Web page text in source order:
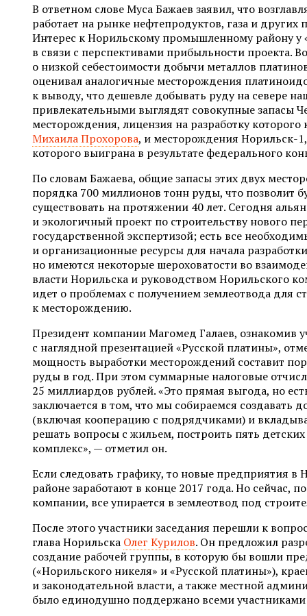
В ответном слове Муса Бажаев заявил, что
работает на рынке нефтепродуктов, газа и других
Интерес к Норильскому промышленному району у
в связи с перспективами прибыльности проекта.
о низкой себестоимости добычи металлов
оценивал аналогичные месторождения
к выводу, что дешевле добывать руду на севере
привлекательными выглядят совокупные запасы
месторождения, лицензия на разработку которого
Михаила Прохорова, и месторождения Норильск-
которого выиграна в результате федерального
По словам Бажаева, общие запасы этих двух
порядка 700 миллионов тонн руды, что позволит
существовать на протяжении 40 лет. Сегодня
и экологичный проект по строительству нового
государственной экспертизой; есть все
и организационные ресурсы для начала
но имеются некоторые шероховатости во
власти Норильска и руководством Норильского
идет о проблемах с получением землеотвода для
к месторождению.
Президент компании Магомед Галаев, ознакомив
с наглядной презентацией «Русской платины»,
мощность выработки месторождений составит
руды в год. При этом суммарные налоговые
25 миллиардов рублей. «Это прямая выгода, но
заключается в том, что мы собираемся создавать
(включая кооперацию с подрядчиками) и
решать вопросы с жильем, построить пять
комплекс», — отметил он.
Если следовать графику, то новые предприятия
районе заработают в конце 2017 года. Но сейчас,
компании, все упирается в землеотвод под
После этого участники заседания перешли к
глава Норильска Олег Курилов. Он предложил
создание рабочей группы, в которую бы вошли
(«Норильского никеля» и «Русской платины»),
и законодательной власти, а также местной
было единодушно поддержано всеми участниками